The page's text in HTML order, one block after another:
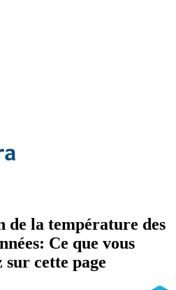
de la température des
Ce que vous
cette page